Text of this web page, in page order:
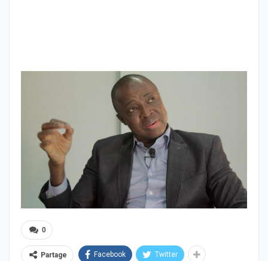
0
Partage Facebook Twitter